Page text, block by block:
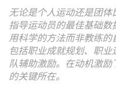
无论是个人运动还是团
指导运动员的最佳基础数
用科学的方法而非教练的
包括职业成就规划、职
队辅助激励。在动机激
的关键所在。